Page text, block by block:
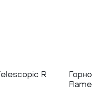
R
Flame